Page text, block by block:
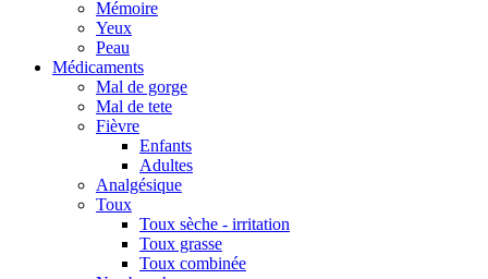
Mémoire
Yeux
Peau
Médicaments
Mal de gorge
Mal de tete
Fièvre
Enfants
Adultes
Analgésique
Toux
Toux sèche - irritation
Toux grasse
Toux combinée